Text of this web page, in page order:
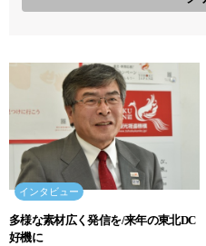
インタビュー
多様な素材広く発信を/来年の東北DC
好機に